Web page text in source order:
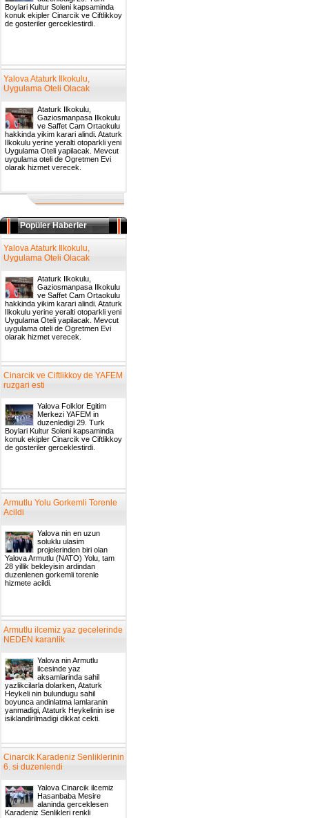
Boylari Kultur Soleni kapsaminda
konuk ekipler Cinarcik ve Ciftlikkoy
de gosteriler gerceklestirdi.
Yalova Ataturk Ilkokulu,
Uygulama Oteli Olacak
Ataturk Ilkokulu,
Gaziosmanpasa Ilkokulu
ve Saffet Cam Ortaokulu
hakkinda yikim karari alindi. Ataturk
Ilkokulu yerine yeralti otoparkli yeni
Uygulama Oteli yapilacak. Mevcut
uygulama oteli de Ogretmen Evi
olarak hizmet verecek.
Popüler Haberler
Yalova Ataturk Ilkokulu,
Uygulama Oteli Olacak
Ataturk Ilkokulu,
Gaziosmanpasa Ilkokulu
ve Saffet Cam Ortaokulu
hakkinda yikim karari alindi. Ataturk
Ilkokulu yerine yeralti otoparkli yeni
Uygulama Oteli yapilacak. Mevcut
uygulama oteli de Ogretmen Evi
olarak hizmet verecek.
Cinarcik ve Ciftlikkoy de YAFEM
ruzgari esti
Yalova Folklor Egitim
Merkezi YAFEM in
duzenledigi 29. Turk
Boylari Kultur Soleni kapsaminda
konuk ekipler Cinarcik ve Ciftlikkoy
de gosteriler gerceklestirdi.
Armutlu Yolu Gorkemli Torenle
Acildi
Yalova nin en uzun
soluklu ulasim
projelerinden biri olan
Yalova Armutlu (NATO) Yolu, tam
28 yillik bekleyisin ardindan
duzenlenen gorkemli torenle
hizmete acildi.
Armutlu ilcemiz yaz gecelerinde
NEDEN karanlik
Yalova nin Armutlu
ilcesinde yaz
aksamlarinda sahil
yazlikcilarla dolarken, Ataturk
Heykeli nin bulundugu sahil
boyunca andinlatma lamlaranin
yanmadigi, Ataturk Heykelinin ise
isiklandirilmadigi dikkat cekti.
Cinarcik Karadeniz Senliklerinin
6. si duzenlendi
Yalova Cinarcik ilcemiz
Hasanbaba Mesire
alaninda gerceklesen
Karadeniz Senlikleri renkli